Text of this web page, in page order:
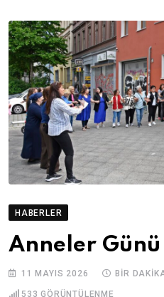
HABERLER
Anneler Günü
11 MAYIS 2026 BIR
533 GÖRÜNTÜLENME